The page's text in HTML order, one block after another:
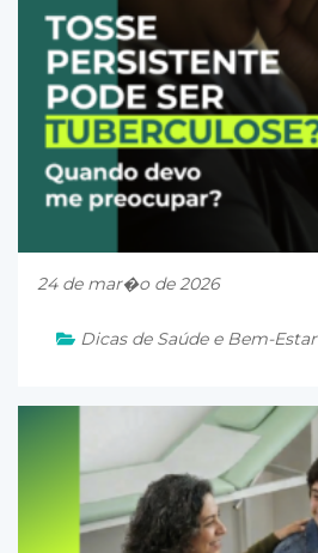
24 de mar�o de 2026
Dicas de Saúde e Bem-Estar